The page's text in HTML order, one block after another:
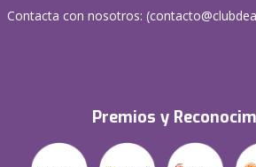
Contacta con nosotros: (
Premios y